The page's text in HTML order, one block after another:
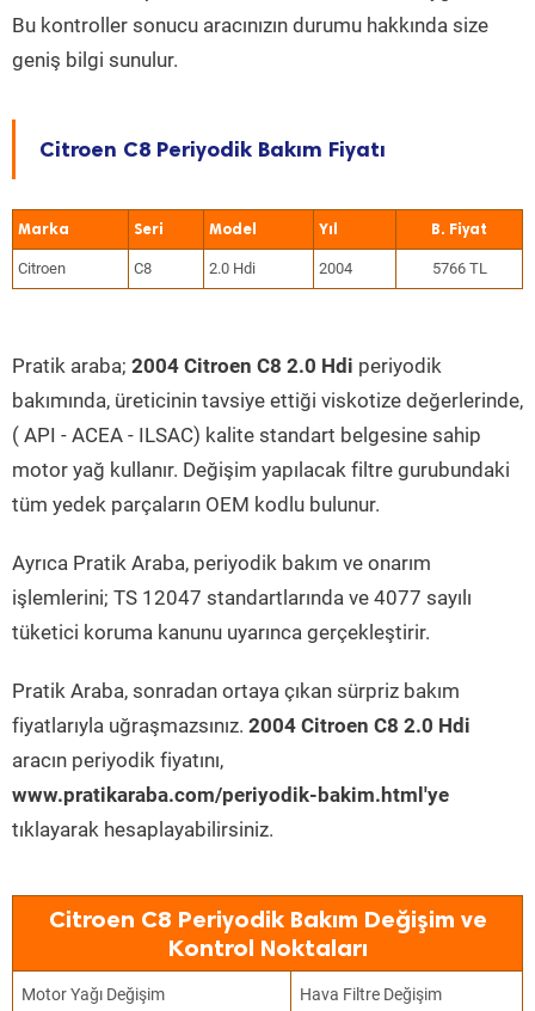
Bu kontroller sonucu aracınızın durumu hakkında size
geniş bilgi sunulur.
Citroen C8 Periyodik Bakım Fiyatı
Marka Seri Model Yıl
Citroen C8 2.0 Hdi 2004 5766 TL
Pratik araba; 2004 Citroen C8 2.0 Hdi periyodik
bakımında, üreticinin tavsiye ettiği viskotize değerlerinde,
( API - ACEA - ILSAC) kalite standart belgesine sahip
motor yağ kullanır. Değişim yapılacak filtre gurubundaki
tüm yedek parçaların OEM kodlu bulunur.
Ayrıca Pratik Araba, periyodik bakım ve onarım
işlemlerini; TS 12047 standartlarında ve 4077 sayılı
tüketici koruma kanunu uyarınca gerçekleştirir.
Pratik Araba, sonradan ortaya çıkan sürpriz bakım
fiyatlarıyla uğraşmazsınız. 2004 Citroen C8 2.0 Hdi
aracın periyodik fiyatını,
www.pratikaraba.com/periyodik-bakim.html'ye
tıklayarak hesaplayabilirsiniz.
Citroen C8 Periyodik Bakım Değişim ve
Kontrol Noktaları
Motor Yağı Değişim Hava Filtre Değişim